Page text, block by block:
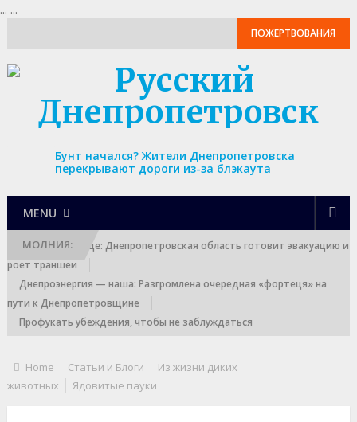
... ...
ПОЖЕРТВОВАНИЯ
Бунт начался? Жители Днепропетровска
перекрывают дороги из-за блэкаута
MENU
МОЛНИЯ:
Выход к границе: Днепропетровская область готовит эвакуацию и
роет траншеи
Днепроэнергия — наша: Разгромлена очередная «фортеця» на
пути к Днепропетровщине
Профукать убеждения, чтобы не заблуждаться
Home Статьи и Блоги
Из жизни диких
животных
Ядовитые пауки